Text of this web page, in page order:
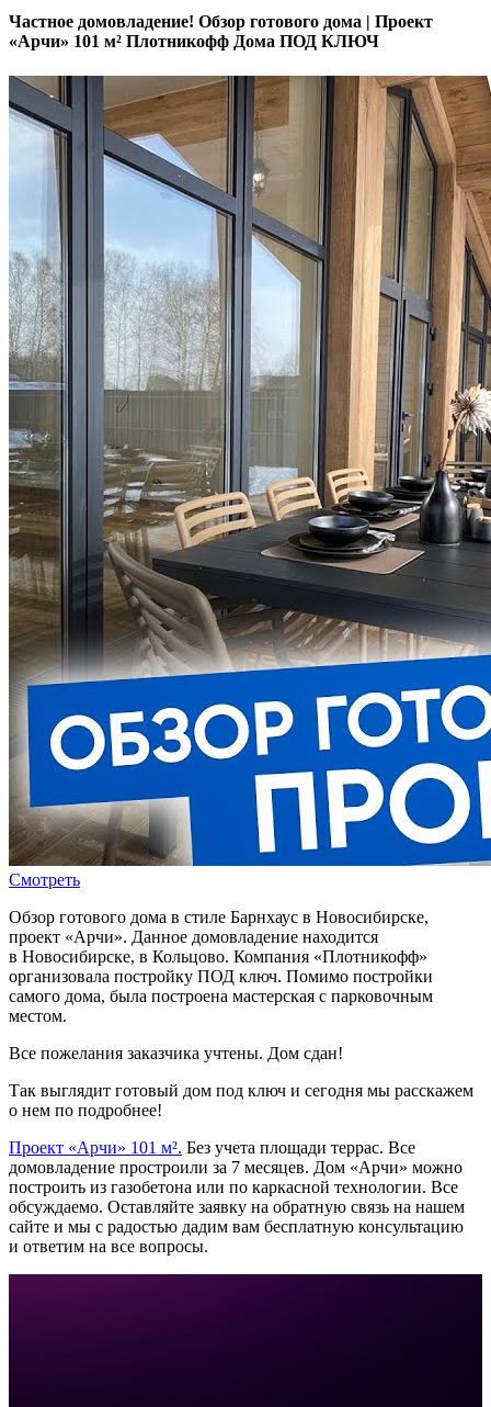
Частное домовладение! Обзор готового дома | Проект
«Арчи» 101 м² Плотникофф Дома ПОД КЛЮЧ
Смотреть
Обзор готового дома в стиле Барнхаус в Новосибирске,
проект «Арчи». Данное домовладение находится
в Новосибирске, в Кольцово. Компания «Плотникофф»
организовала постройку ПОД ключ. Помимо постройки
самого дома, была построена мастерская с парковочным
местом.
Все пожелания заказчика учтены. Дом сдан!
Так выглядит готовый дом под ключ и сегодня мы расскажем
о нем по подробнее!
Проект «Арчи» 101 м². Без учета площади террас. Все
домовладение простроили за 7 месяцев. Дом «Арчи» можно
построить из газобетона или по каркасной технологии. Все
обсуждаемо. Оставляйте заявку на обратную связь на нашем
сайте и мы с радостью дадим вам бесплатную консультацию
и ответим на все вопросы.